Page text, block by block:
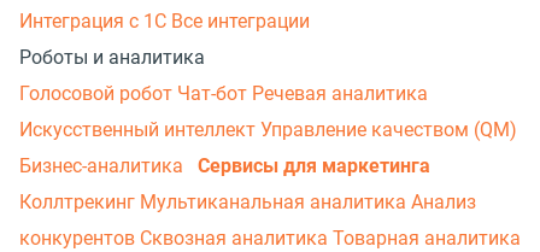
Интеграция с 1С Все интеграции
Роботы и аналитика
Голосовой робот Чат-бот Речевая аналитика
Искусственный интеллект Управление качеством (QM)
Бизнес-аналитика
Сервисы для маркетинга
Коллтрекинг Мультиканальная аналитика Анализ
конкурентов Сквозная аналитика Товарная аналитика